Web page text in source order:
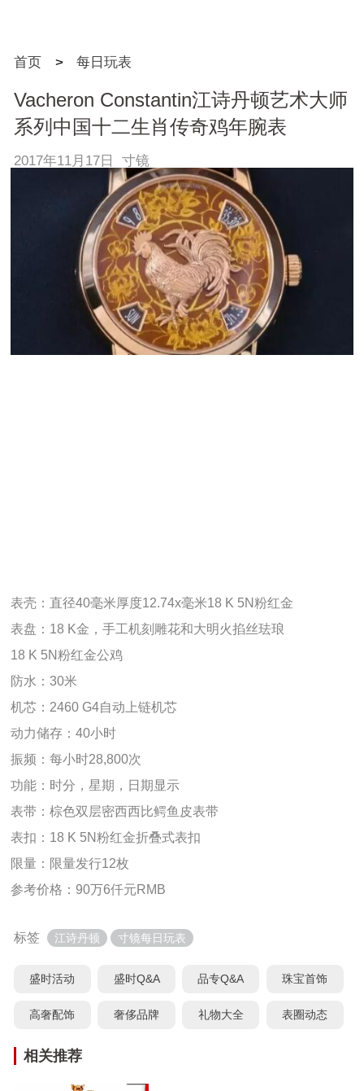
首页 > 每日玩表
Vacheron Constantin江诗丹顿艺术大师
系列中国十二生肖传奇鸡年腕表
2017年11月17日 寸镜
表壳：直径40毫米厚度12.74x毫米18 K 5N粉红金
表盘：18 K金，手工机刻雕花和大明火掐丝珐琅
18 K 5N粉红金公鸡
防水：30米
机芯：2460 G4自动上链机芯
动力储存：40小时
振频：每小时28,800次
功能：时分，星期，日期显示
表带：棕色双层密西西比鳄鱼皮表带
表扣：18 K 5N粉红金折叠式表扣
限量：限量发行12枚
参考价格：90万6仟元RMB
标签 江诗丹顿 寸镜每日玩表
盛时活动 盛时Q&A 品专Q&A 珠宝首饰
高奢配饰 奢侈品牌 礼物大全 表圈动态
相关推荐